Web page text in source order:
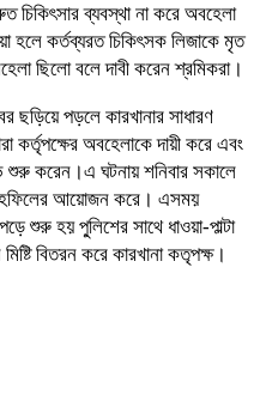
চিকিৎসার ব্যবস্থা না করে অবহেলা
হলে কর্তব্যরত চিকিৎসক লিজাকে মৃত
ছিলো বলে দাবী করেন শ্রমিকরা।
ছড়িয়ে পড়লে কারখানার সাধারণ
কর্তৃপক্ষের অবহেলাকে দায়ী করে এবং
শুরু করেন।এ ঘটনায় শনিবার সকালে
আয়োজন করে। এসময়
শুরু হয় পু্লিশের সাথে ধাওয়া-পাল্টা
বিতরন করে কারখানা কতৃপক্ষ।